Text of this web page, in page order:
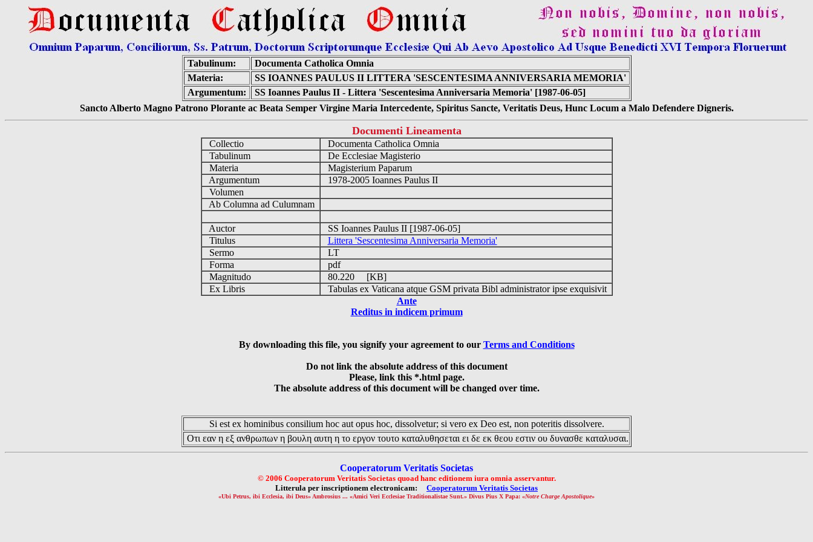
Tabulinum:
Documenta Catholica Omnia
Materia:
SS IOANNES PAULUS II LITTERA 'SESCENTESIMA ANNIVERSARIA MEMORIA'
Argumentum:
SS Ioannes Paulus II - Littera 'Sescentesima Anniversaria Memoria' [1987-06-05]
Sancto Alberto Magno Patrono Plorante ac Beata Semper Virgine Maria Intercedente, Spiritus Sancte, Veritatis Deus, Hunc Locum a Malo Defendere Digneris.
Documenti Lineamenta
Collectio
Documenta Catholica Omnia
Tabulinum
De Ecclesiae Magisterio
Materia
Magisterium Paparum
Argumentum
1978-2005 Ioannes Paulus II
Volumen
Ab Columna ad Culumnam
Auctor
SS Ioannes Paulus II [1987-06-05]
Titulus
Littera 'Sescentesima Anniversaria Memoria'
Sermo
LT
Forma
pdf
Magnitudo
80.220 [KB]
Ex Libris
Tabulas ex Vaticana atque GSM privata Bibl administrator ipse exquisivit
Ante
Reditus in indicem primum
By downloading this file, you signify your agreement to our Terms and Conditions
Do not link the absolute address of this document
Please, link this *.html page.
The absolute address of this document will be changed over time.
Si est ex hominibus consilium hoc aut opus hoc, dissolvetur; si vero ex Deo est, non poteritis dissolvere.
Οτι εαν η εξ ανθρωπων η βουλη αυτη η το εργον τουτο καταλυθησεται ει δε εκ θεου εστιν ου δυνασθε καταλυσαι.
Cooperatorum Veritatis Societas
© 2006 Cooperatorum Veritatis Societas quoad hanc editionem iura omnia asservantur.
Litterula per inscriptionem electronicam: Cooperatorum Veritatis Societas
«Ubi Petrus, ibi Ecclesia, ibi Deus» Ambrosius ... «Amici Veri Ecclesiae Traditionalistae Sunt.» Divus Pius X Papa: «Notre Charge Apostolique»